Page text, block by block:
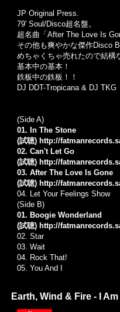
JP Original Press.
79' Soul/Disco超名盤。
超名曲「After The Love Is
その他も爽やかな傑作Disco
めちゃくちゃ売れたので結構
基本中の基本！
鉄板中の鉄板！！
DJ DDT-Tropicana & DJ TKG
(Side A)
01. In The Stone
(試聴) http://
02. Can't Let Go
(試聴) http://
03. After The Love Is Gone
(試聴) http://
04. Let Your Feelings Show
(Side B)
01. Boogie Wonderland
(試聴) http://
02. Star
03. Wait
04. Rock That!
05. You And I
Earth, Wind & Fire - I